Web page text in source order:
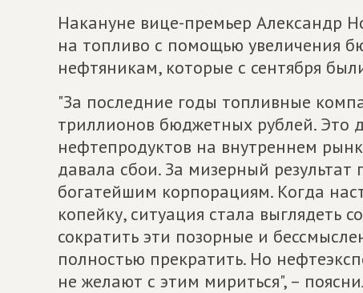
Накануне вице-премьер Александр
на топливо с помощью увеличения
нефтяникам, которые с сентября
"За последние годы топливные
триллионов бюджетных рублей. Это
нефтепродуктов на внутреннем
давала сбои. За мизерный
богатейшим корпорациям. Когда
копейку, ситуация стала выглядеть
сократить эти позорные и
полностью прекратить. Но
не желают с этим мириться", –